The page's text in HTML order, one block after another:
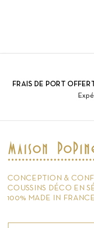
FRAIS DE PORT
CONCEPTION &
COUSSINS DÉCO EN
100% MADE IN